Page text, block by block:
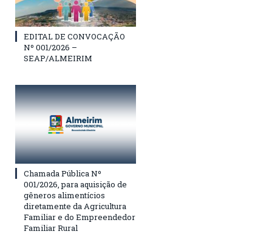
EDITAL DE CONVOCAÇÃO
Nº 001/2026 –
SEAP/ALMEIRIM
Chamada Pública Nº
001/2026, para aquisição de
gêneros alimentícios
diretamente da Agricultura
Familiar e do Empreendedor
Familiar Rural